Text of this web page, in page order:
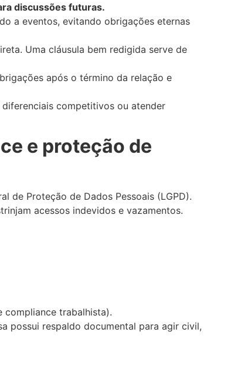
discussões futuras.
a eventos, evitando obrigações eternas
Uma cláusula bem redigida serve de
após o término da relação e
competitivos ou atender
e proteção de
de Proteção de Dados Pessoais (LGPD).
acessos indevidos e vazamentos.
compliance trabalhista).
possui respaldo documental para agir civil,